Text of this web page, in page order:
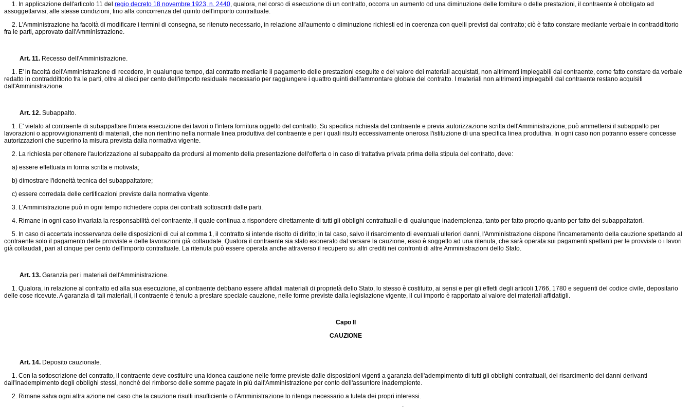
1. In applicazione dell'articolo 11 del regio decreto 18 novembre 1923, n. 2440, qualora, nel corso di esecuzione di un contratto, occorra un aumento od una diminuzione delle forniture o delle prestazioni, il contraente è obbligato ad
assoggettarvisi, alle stesse condizioni, fino alla concorrenza del quinto dell'importo contrattuale.
2. L'Amministrazione ha facoltà di modificare i termini di consegna, se ritenuto necessario, in relazione all'aumento o diminuzione richiesti ed in coerenza con quelli previsti dal contratto; ciò è fatto constare mediante verbale in contraddittorio
fra le parti, approvato dall'Amministrazione.
Art. 11. Recesso dell'Amministrazione.
1. E' in facoltà dell'Amministrazione di recedere, in qualunque tempo, dal contratto mediante il pagamento delle prestazioni eseguite e del valore dei materiali acquistati, non altrimenti impiegabili dal contraente, come fatto constare da verbale
redatto in contraddittorio fra le parti, oltre al dieci per cento dell'importo residuale necessario per raggiungere i quattro quinti dell'ammontare globale del contratto. I materiali non altrimenti impiegabili dal contraente restano acquisiti
dall'Amministrazione.
Art. 12. Subappalto.
1. E' vietato al contraente di subappaltare l'intera esecuzione dei lavori o l'intera fornitura oggetto del contratto. Su specifica richiesta del contraente e previa autorizzazione scritta dell'Amministrazione, può ammettersi il subappalto per
lavorazioni o approvvigionamenti di materiali, che non rientrino nella normale linea produttiva del contraente e per i quali risulti eccessivamente onerosa l'istituzione di una specifica linea produttiva. In ogni caso non potranno essere concesse
autorizzazioni che superino la misura prevista dalla normativa vigente.
2. La richiesta per ottenere l'autorizzazione al subappalto da prodursi al momento della presentazione dell'offerta o in caso di trattativa privata prima della stipula del contratto, deve:
a) essere effettuata in forma scritta e motivata;
b) dimostrare l'idoneità tecnica del subappaltatore;
c) essere corredata delle certificazioni previste dalla normativa vigente.
3. L'Amministrazione può in ogni tempo richiedere copia dei contratti sottoscritti dalle parti.
4. Rimane in ogni caso invariata la responsabilità del contraente, il quale continua a rispondere direttamente di tutti gli obblighi contrattuali e di qualunque inadempienza, tanto per fatto proprio quanto per fatto dei subappaltatori.
5. In caso di accertata inosservanza delle disposizioni di cui al comma 1, il contratto si intende risolto di diritto; in tal caso, salvo il risarcimento di eventuali ulteriori danni, l'Amministrazione dispone l'incameramento della cauzione spettando al
contraente solo il pagamento delle provviste e delle lavorazioni già collaudate. Qualora il contraente sia stato esonerato dal versare la cauzione, esso è soggetto ad una ritenuta, che sarà operata sui pagamenti spettanti per le provviste o i lavori
già collaudati, pari al cinque per cento dell'importo contrattuale. La ritenuta può essere operata anche attraverso il recupero su altri crediti nei confronti di altre Amministrazioni dello Stato.
Art. 13. Garanzia per i materiali dell'Amministrazione.
1. Qualora, in relazione al contratto ed alla sua esecuzione, al contraente debbano essere affidati materiali di proprietà dello Stato, lo stesso è costituito, ai sensi e per gli effetti degli articoli 1766, 1780 e seguenti del codice civile, depositario
delle cose ricevute. A garanzia di tali materiali, il contraente è tenuto a prestare speciale cauzione, nelle forme previste dalla legislazione vigente, il cui importo è rapportato al valore dei materiali affidatigli.
Capo II
CAUZIONE
Art. 14. Deposito cauzionale.
1. Con la sottoscrizione del contratto, il contraente deve costituire una idonea cauzione nelle forme previste dalle disposizioni vigenti a garanzia dell'adempimento di tutti gli obblighi contrattuali, del risarcimento dei danni derivanti
dall'inadempimento degli obblighi stessi, nonché del rimborso delle somme pagate in più dall'Amministrazione per conto dell'assuntore inadempiente.
2. Rimane salva ogni altra azione nel caso che la cauzione risulti insufficiente o l'Amministrazione lo ritenga necessario a tutela dei propri interessi.